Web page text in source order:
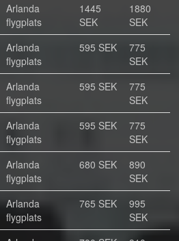
Arlanda
flygplats
1445
SEK
1880
SEK
Arlanda
flygplats
595 SEK
775
SEK
Arlanda
flygplats
595 SEK
775
SEK
Arlanda
flygplats
595 SEK
775
SEK
Arlanda
flygplats
680 SEK
890
SEK
Arlanda
flygplats
765 SEK
995
SEK